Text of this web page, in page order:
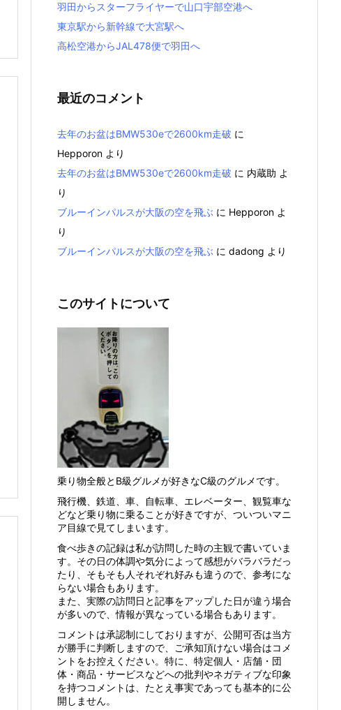
羽田からスターフライヤーで山口宇部空港へ
東京駅から新幹線で大宮駅へ
高松空港からJAL478便で羽田へ
最近のコメント
去年のお盆はBMW530eで2600km走破 に
Hepporon より
去年のお盆はBMW530eで2600km走破 に 内蔵助 よ
り
ブルーインパルスが大阪の空を飛ぶ に Hepporon よ
り
ブルーインパルスが大阪の空を飛ぶ に dadong より
このサイトについて
乗り物全般とB級グルメが好きなC級のグルメです。
飛行機、鉄道、車、自転車、エレベーター、観覧車な
どなど乗り物に乗ることが好きですが、ついついマニ
ア目線で見てしまいます。
食べ歩きの記録は私が訪問した時の主観で書いていま
す。その日の体調や気分によって感想がバラバラだっ
たり、そもそも人それぞれ好みも違うので、参考にな
らない場合もあります。
また、実際の訪問日と記事をアップした日が違う場合
が多いので、情報が異なっている場合もあります。
コメントは承認制にしておりますが、公開可否は当方
が勝手に判断しますので、ご承知頂けない場合はコメ
ントをお控えください。特に、特定個人・店舗・団
体・商品・サービスなどへの批判やネガティブな印象
を持つコメントは、たとえ事実であっても基本的に公
開しません。